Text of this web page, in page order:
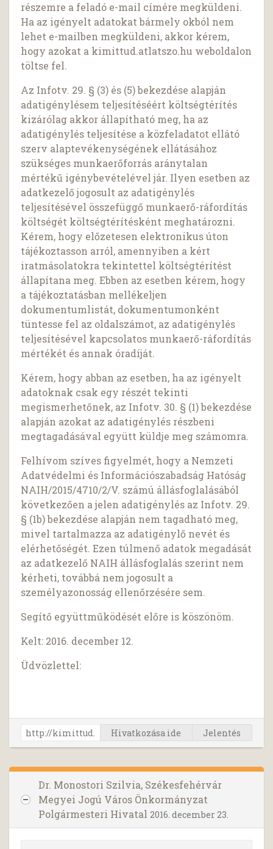
részemre a feladó e-mail címére megküldeni.
Ha az igényelt adatokat bármely okból nem
lehet e-mailben megküldeni, akkor kérem,
hogy azokat a kimittud.atlatszo.hu weboldalon
töltse fel.
Az Infotv. 29. § (3) és (5) bekezdése alapján
adatigénylésem teljesítéséért költségtérítés
kizárólag akkor állapítható meg, ha az
adatigénylés teljesítése a közfeladatot ellátó
szerv alaptevékenységének ellátásához
szükséges munkaerőforrás aránytalan
mértékű igénybevételével jár. Ilyen esetben az
adatkezelő jogosult az adatigénylés
teljesítésével összefüggő munkaerő-ráfordítás
költségét költségtérítésként meghatározni.
Kérem, hogy előzetesen elektronikus úton
tájékoztasson arról, amennyiben a kért
iratmásolatokra tekintettel költségtérítést
állapítana meg. Ebben az esetben kérem, hogy
a tájékoztatásban mellékeljen
dokumentumlistát, dokumentumonként
tüntesse fel az oldalszámot, az adatigénylés
teljesítésével kapcsolatos munkaerő-ráfordítás
mértékét és annak óradíját.
Kérem, hogy abban az esetben, ha az igényelt
adatoknak csak egy részét tekinti
megismerhetőnek, az Infotv. 30. § (1) bekezdése
alapján azokat az adatigénylés részbeni
megtagadásával együtt küldje meg számomra.
Felhívom szíves figyelmét, hogy a Nemzeti
Adatvédelmi és Információszabadság Hatóság
NAIH/2015/4710/2/V. számú állásfoglalásából
következően a jelen adatigénylés az Infotv. 29.
§ (1b) bekezdése alapján nem tagadható meg,
mivel tartalmazza az adatigénylő nevét és
elérhetőségét. Ezen túlmenő adatok megadását
az adatkezelő NAIH állásfoglalás szerint nem
kérheti, továbbá nem jogosult a
személyazonosság ellenőrzésére sem.
Segítő együttműködését előre is köszönöm.
Kelt: 2016. december 12.
Üdvözlettel:
Hivatkozása ide Jelentés
Dr. Monostori Szilvia, Székesfehérvár
Megyei Jogú Város Önkormányzat
Polgármesteri Hivatal 2016. december 23.